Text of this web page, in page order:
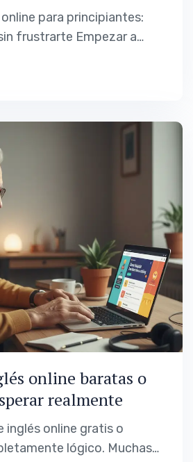
para principiantes:
frustrarte Empezar a
dudas. ¿Será
en adultos que
o que tuvieron…
online baratas o
realmente
inglés online gratis o
lógico. Muchas